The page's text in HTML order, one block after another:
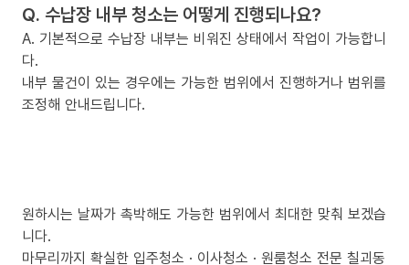
Q. 수납장 내부 청소는 어떻게 진행되나요?
A. 기본적으로 수납장 내부는 비워진 상태에서 작업이 가능합니
다.
내부 물건이 있는 경우에는 가능한 범위에서 진행하거나 범위를
조정해 안내드립니다.
원하시는 날짜가 촉박해도 가능한 범위에서 최대한 맞춰 보겠습
니다.
마무리까지 확실한 입주청소 · 이사청소 · 원룸청소 전문 칠괴동